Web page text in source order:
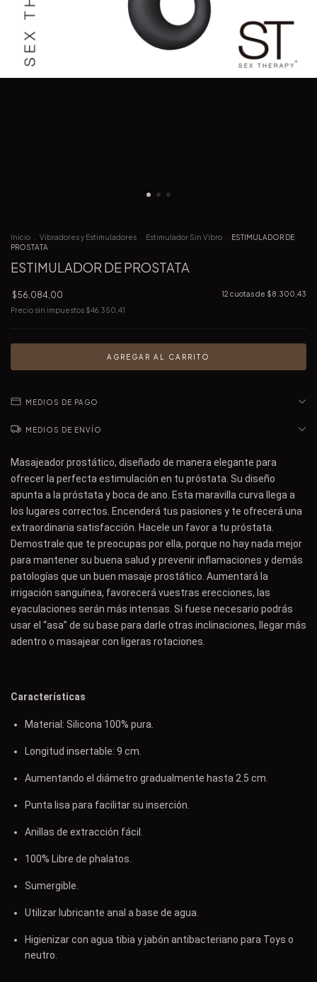
Inicio Vibradores y Estimuladores Estimulador Sin Vibro
ESTIMULADOR DE
PROSTATA
ESTIMULADOR DE PROSTATA
$56.084,00 12 cuotas de $8.300,43
Precio sin impuestos $46.350,41
MEDIOS DE PAGO
MEDIOS DE ENVÍO
Masajeador prostático, diseñado de manera elegante para
ofrecer la perfecta estimulación en tu próstata. Su diseño
apunta a la próstata y boca de ano. Esta maravilla curva llega a
los lugares correctos. Encenderá tus pasiones y te ofrecerá una
extraordinaria satisfacción. Hacele un favor a tu próstata.
Demostrale que te preocupas por ella, porque no hay nada mejor
para mantener su buena salud y prevenir inflamaciones y demás
patologías que un buen masaje prostático. Aumentará la
irrigación sanguínea, favorecerá vuestras erecciones, las
eyaculaciones serán más intensas. Si fuese necesario podrás
usar el “asa” de su base para darle otras inclinaciones, llegar más
adentro o masajear con ligeras rotaciones.
Características
Material: Silicona 100% pura.
Longitud insertable: 9 cm.
Aumentando el diámetro gradualmente hasta 2.5 cm.
Punta lisa para facilitar su inserción.
Anillas de extracción fácil.
100% Libre de phalatos.
Sumergible.
Utilizar lubricante anal a base de agua.
Higienizar con agua tibia y jabón antibacteriano para Toys o
neutro.